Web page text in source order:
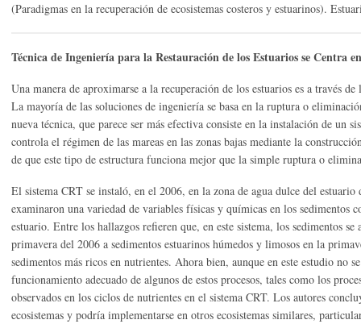
(Paradigmas en la recuperación de ecosistemas costeros y estuarinos).
Técnica de Ingeniería para la Restauración de los Estuarios se Centra
Una manera de aproximarse a la recuperación de los estuarios es a través
La mayoría de las soluciones de ingeniería se basa en la ruptura o
nueva técnica, que parece ser más efectiva consiste en la instalación de un
controla el régimen de las mareas en las zonas bajas mediante la
de que este tipo de estructura funciona mejor que la simple ruptura o
El sistema CRT se instaló, en el 2006, en la zona de agua dulce del
examinaron una variedad de variables físicas y químicas en los sedimentos
estuario. Entre los hallazgos refieren que, en este sistema, los sedimentos
primavera del 2006 a sedimentos estuarinos húmedos y limosos en la
sedimentos más ricos en nutrientes. Ahora bien, aunque en este estudio
funcionamiento adecuado de algunos de estos procesos, tales como los
observados en los ciclos de nutrientes en el sistema CRT. Los autores
ecosistemas y podría implementarse en otros ecosistemas similares,